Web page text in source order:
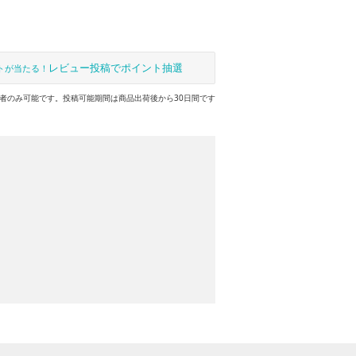
が当たる！ レビュー投稿でポイント抽選
のみ可能です。投稿可能期間は商品出荷後から30日間です